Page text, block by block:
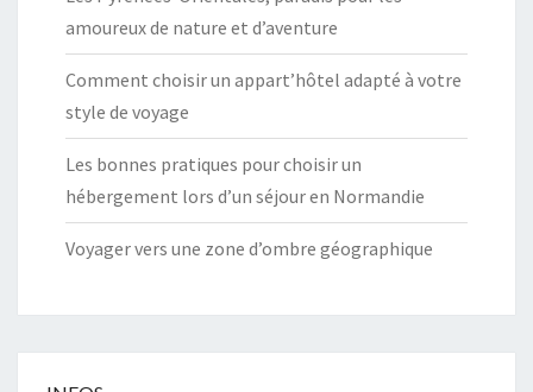
amoureux de nature et d’aventure
Comment choisir un appart’hôtel adapté à votre
style de voyage
Les bonnes pratiques pour choisir un
hébergement lors d’un séjour en Normandie
Voyager vers une zone d’ombre géographique